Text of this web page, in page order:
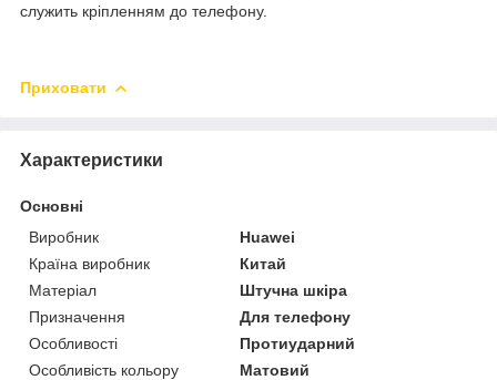
служить кріпленням до телефону.
Приховати
Характеристики
Основні
Виробник
Huawei
Країна виробник
Китай
Матеріал
Штучна шкіра
Призначення
Для телефону
Особливості
Протиударний
Особливість кольору
Матовий